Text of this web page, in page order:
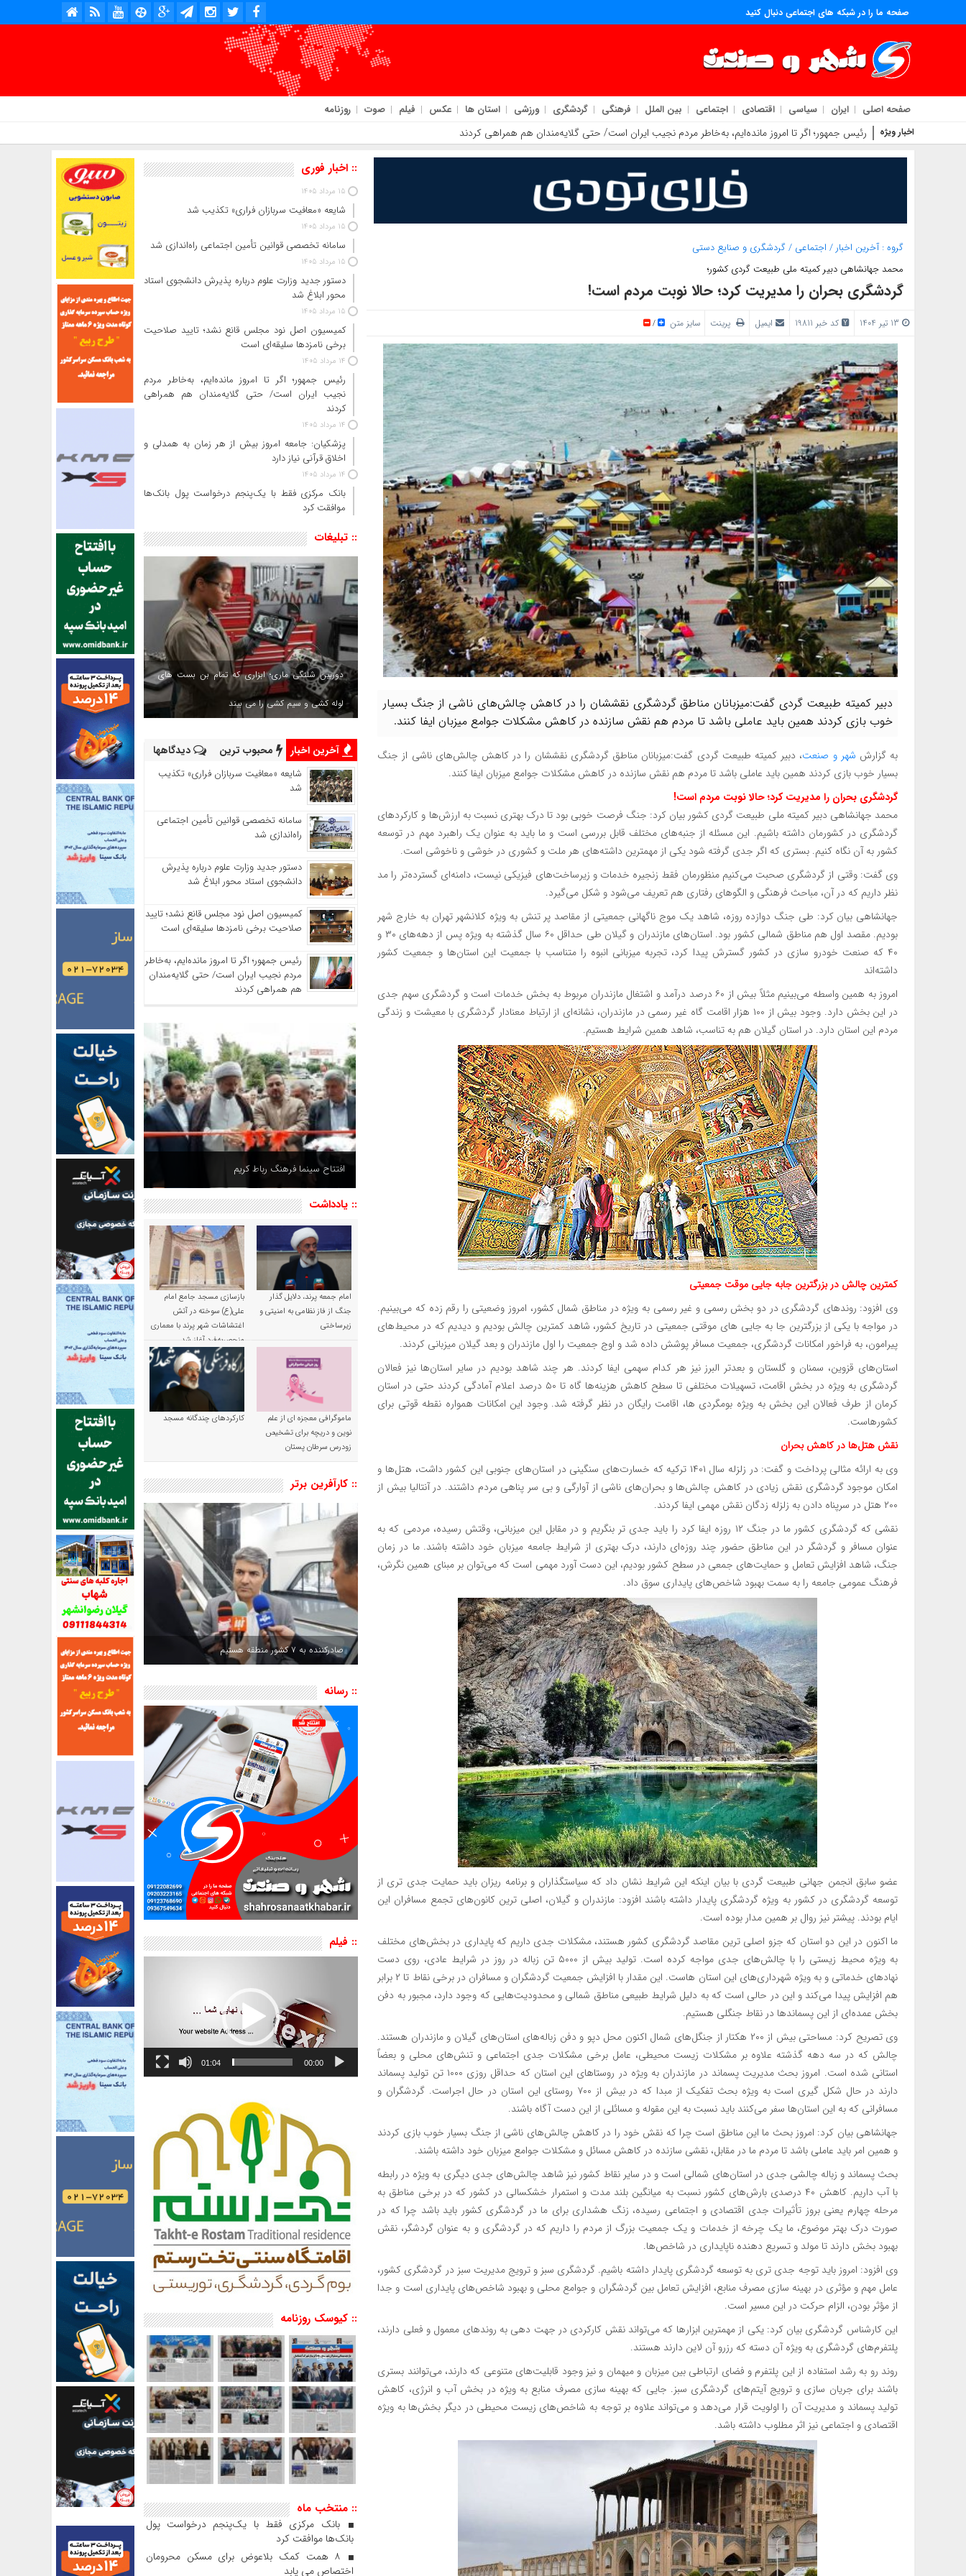
صفحه ما را در شبکه های اجتماعی دنبال کنید
صفحه اصلی ایران سیاسی اقتصادی اجتماعی بین الملل فرهنگی گردشگری ورزشی استان ها عکس فیلم صوت روزنامه
اخبار ویژه پزشکیان: جامعه امروز بیش از هر زمان به همدلی و اخلاق
گروه :آخرین اخبار / اجتماعی /گردشگری و صنایع دستی
محمد جهانشاهی دبیر کمیته ملی طبیعت گردی کشور؛
گردشگری بحران را مدیریت کرد؛ حالا نوبت مردم است!
کد خبر 19811 ایمیل پرینت سایز متن /
دبیر کمیته طبیعت گردی گفت:میزبانان مناطق گردشگری نقششان را در کاهش چالش‌های ناشی از جنگ بسیار
خوب بازی کردند همین باید عاملی باشد تا مردم هم نقش سازنده در کاهش مشکلات جوامع میزبان ایفا کنند.
به گزارش شهر و صنعت، دبیر کمیته طبیعت گردی گفت:میزبانان مناطق گردشگری نقششان را در کاهش چالش‌های ناشی از جنگ
بسیار خوب بازی کردند همین باید عاملی باشد تا مردم هم نقش سازنده در کاهش مشکلات جوامع میزبان ایفا کنند.
گردشگری بحران را مدیریت کرد؛ حالا نوبت مردم است!
محمد جهانشاهی دبیر کمیته ملی طبیعت گردی کشور بیان کرد: جنگ فرصت خوبی بود تا درک بهتری نسبت به ارزش‌ها و کارکردهای
گردشگری در کشورمان داشته باشیم. این مسئله از جنبه‌های مختلف قابل بررسی است و ما باید به عنوان یک راهبرد مهم در توسعه
کشور به آن نگاه کنیم. بستری که اگر جدی گرفته شود یکی از مهمترین داشته‌های هر ملت و کشوری در خوشی و ناخوشی است.
وی گفت: وقتی از گردشگری صحبت می‌کنیم منظورمان فقط زنجیره خدمات و زیرساخت‌های فیزیکی نیست، دامنه‌ای گسترده‌تر را مد
نظر داریم که در آن، مباحث فرهنگی و الگوهای رفتاری هم تعریف می‌شود و شکل می‌گیرد.
جهانشاهی بیان کرد: طی جنگ دوازده روزه، شاهد یک موج ناگهانی جمعیتی از مقاصد پر تنش به ویژه کلانشهر تهران به خارج شهر
بودیم. مقصد اول هم مناطق شمالی کشور بود. استان‌های مازندران و گیلان طی حداقل ۶۰ سال گذشته به ویژه پس از دهه‌های ۳۰ و
۴۰ که صنعت خودرو سازی در کشور گسترش پیدا کرد، تجربه میزبانی انبوه را متناسب با جمعیت این استان‌ها و جمعیت کشور
داشته‌اند
امروز به همین واسطه می‌بینیم مثلاً بیش از ۶۰ درصد درآمد و اشتغال مازندران مربوط به بخش خدمات است و گردشگری سهم جدی
در این بخش دارد. وجود بیش از ۱۰۰ هزار اقامت گاه غیر رسمی در مازندران، نشانه‌ای از ارتباط معنادار گردشگری با معیشت و زندگی
مردم این استان دارد. در استان گیلان هم به تناسب، شاهد همین شرایط هستیم.
کمترین چالش در بزرگترین جابه جایی موقت جمعیتی
وی افزود: روندهای گردشگری در دو بخش رسمی و غیر رسمی به ویژه در مناطق شمال کشور، امروز وضعیتی را رقم زده که می‌بینیم.
در مواجه با یکی از بزرگترین جا به جایی های موقتی جمعیتی در تاریخ کشور، شاهد کمترین چالش بودیم و دیدیم که در محیط‌های
پیرامون، به فراخور امکانات گردشگری، جمعیت مسافر پوشش داده شد و اوج جمعیت را اول مازندران و بعد گیلان میزبانی کردند.
استان‌های قزوین، سمنان و گلستان و بعدتر البرز نیز هر کدام سهمی ایفا کردند. هر چند شاهد بودیم در سایر استان‌ها نیز فعالان
گردشگری به ویژه در بخش اقامت، تسهیلات مختلفی تا سطح کاهش هزینه‌ها گاه تا ۵۰ درصد اعلام آمادگی کردند حتی در استان
کرمان از طرف فعالان این بخش به ویژه بومگردی ها، اقامت رایگان در نظر گرفته شد. وجود این امکانات همواره نقطه قوتی برای
کشورهاست.
نقش هتل‌ها در کاهش بحران
وی به ارائه مثالی پرداخت و گفت: در زلزله سال ۱۴۰۱ ترکیه که خسارت‌های سنگینی در استان‌های جنوبی این کشور داشت، هتل‌ها و
امکان موجود گردشگری نقش زیادی در کاهش چالش‌ها و بحران‌های ناشی از آوارگی و بی سر پناهی مردم داشتند. در آنتالیا بیش از
۲۰۰ هتل در سرپناه دادن به زلزله زدگان نقش مهمی ایفا کردند.
نقشی که گردشگری کشور ما در جنگ ۱۲ روزه ایفا کرد را باید جدی تر بنگریم و در مقابل این میزبانی، وقتش رسیده، مردمی که به
عنوان مسافر و گردشگر در این مناطق حضور چند روزه‌ای دارند، درک بهتری از شرایط جامعه میزبان خود داشته باشند. ما در زمان
جنگ، شاهد افزایش تعامل و حمایت‌های جمعی در سطح کشور بودیم، این دست آورد مهمی است که می‌توان بر مبنای همین نگرش،
فرهنگ عمومی جامعه را به سمت بهبود شاخص‌های پایداری سوق داد.
عضو سابق انجمن جهانی طبیعت گردی با بیان اینکه این شرایط نشان داد که سیاستگذاران و برنامه ریزان باید حمایت جدی تری از
توسعه گردشگری در کشور به ویژه گردشگری پایدار داشته باشند افزود: مازندران و گیلان، اصلی ترین کانون‌های تجمع مسافران این
ایام بودند. پیشتر نیز روال بر همین مدار بوده است.
ما اکنون در این دو استان که جزو اصلی ترین مقاصد گردشگری کشور هستند، مشکلات جدی داریم که پایداری در بخش‌های مختلف
به ویژه محیط زیستی را با چالش‌های جدی مواجه کرده است. تولید بیش از
تن زباله در روز در شرایط عادی، روی دست
نهادهای خدماتی و به ویژه شهرداری‌های این استان هاست. این مقدار با افزایش جمعیت گردشگران و مسافران در برخی نقاط تا ۲ برابر
هم افزایش پیدا می‌کند و این در حالی است که به دلیل شرایط طبیعی مناطق شمالی و محدودیت‌هایی که وجود دارد، مجبور به دفن
بخش عمده‌ای از این پسماندها در نقاط جنگلی هستیم.
وی تصریح کرد: مساحتی بیش از ۲۰۰ هکتار از جنگل‌های شمال اکنون محل دپو و دفن زباله‌های استان‌های گیلان و مازندران هستند.
چالش که در سه دهه گذشته علاوه بر مشکلات زیست محیطی، عامل برخی مشکلات جدی اجتماعی و تنش‌های محلی و بعضاً
استانی شده است. امروز بحث مدیریت پسماند در مازندران به ویژه در روستاهای این استان که حداقل روزی
تن تولید پسماند
دارند در حال شکل گیری است به ویژه بحث تفکیک از مبدا که در بیش از ۷۰۰ روستای این استان در حال اجراست. گردشگران و
مسافرانی که به این استان‌ها سفر می‌کنند باید نسبت به این مقوله و مسائلی از این دست آگاه باشند.
جهانشاهی بیان کرد: امروز بحث ما این مناطق است چرا که نقش خود را در کاهش چالش‌های ناشی از جنگ بسیار خوب بازی کردند
و همین امر باید عاملی باشد تا مردم ما در مقابل، نقشی سازنده در کاهش مسائل و مشکلات جوامع میزبان خود داشته باشند.
بحث پسماند و زباله چالشی جدی در استان‌های شمالی است و در سایر نقاط کشور نیز شاهد چالش‌های جدی دیگری به ویژه در رابطه
با آب داریم. کاهش ۴۰ درصدی بارش‌های کشور نسبت به میانگین بلند مدت و استمرار خشکسالی در کشور که در برخی مناطق به
مرحله چهارم یعنی بروز تأثیرات جدی اقتصادی و اجتماعی رسیده، زنگ هشداری برای ما در گردشگری کشور باید باشد چرا که در
صورت درک بهتر موضوع، ما یک چرخه از خدمات و یک جمعیت بزرگ از مردم را داریم که در گردشگری و به عنوان گردشگر، نقش
بهبود بخش دارند تا مولد و تسریع دهنده ناپایداری در شاخص‌ها.
وی افزود: امروز باید توجه جدی تری به توسعه گردشگری پایدار داشته باشیم. گردشگری سبز و ترویج مدیریت سبز در گردشگری کشور،
عامل مهم و مؤثری در بهینه سازی مصرف منابع، افزایش تعامل بین گردشگران و جوامع محلی و بهبود شاخص‌های پایداری است و جدا
از مؤثر بودن، الزام حرکت در این مسیر است.
این کارشناس گردشگری بیان کرد: یکی از مهمترین ابزارها که می‌تواند نقش کارکردی در جهت دهی به روندهای معمول و فعلی دارند،
پلتفرم‌های گردشگری به ویژه آن دسته که رزرو آن لاین دارند هستند.
روند رو به رشد استفاده از این پلتفرم و فضای ارتباطی بین میزبان و میهمان و نیز وجود قابلیت‌های متنوعی که دارند، می‌توانند بستری
باشند برای جریان سازی و ترویج آیتم‌های گردشگری سبز. جایی که بهینه سازی مصرف منابع به ویژه در بخش آب و انرژی، کاهش
تولید پسماند و مدیریت آن را اولویت قرار می‌دهد و می‌تواند علاوه بر توجه به شاخص‌های زیست محیطی در دیگر بخش‌ها به ویژه
اقتصادی و اجتماعی نیز اثر مطلوب داشته باشد.
:: اخبار فوری
15 مرداد 1405
شایعه «معافیت سربازان فراری» تکذیب شد
15 مرداد 1405
سامانه تخصصی قوانین تأمین اجتماعی راه‌اندازی شد
15 مرداد 1405
دستور جدید وزارت علوم درباره پذیرش دانشجوی استاد
محور ابلاغ شد
15 مرداد 1405
کمیسیون اصل نود مجلس قانع نشد؛ تایید صلاحیت
برخی نامزدها سلیقه‌ای است
14 مرداد 1405
رئیس‌ جمهور؛ اگر تا امروز مانده‌ایم، به‌خاطر مردم
نجیب ایران است/ حتی گلایه‌مندان هم همراهی
کردند
14 مرداد 1405
پزشکیان: جامعه امروز بیش از هر زمان به همدلی و
اخلاق قرآنی نیاز دارد
14 مرداد 1405
بانک مرکزی فقط با یک‌‎پنجم درخواست پول بانک‌ها
موافقت کرد
:: تبلیغات
دوربین شلنگی ماری؛ ابزاری که تمام بن بست های
لوله کشی و سیم کشی را می بیند
آخرین اخبار محبوب ترین دیدگاهها
شایعه «معافیت سربازان فراری» تکذیب
شد
سامانه تخصصی قوانین تأمین اجتماعی
راه‌اندازی شد
دستور جدید وزارت علوم درباره پذیرش
دانشجوی استاد محور ابلاغ شد
کمیسیون اصل نود مجلس قانع نشد؛ تایید
صلاحیت برخی نامزدها سلیقه‌ای است
رئیس‌ جمهور؛ اگر تا امروز مانده‌ایم، به‌خاطر
مردم نجیب ایران است/ حتی گلایه‌مندان
هم همراهی کردند
افتتاح سینما فرهنگ رباط کریم
:: یادداشت
امام جمعه پرند، دلایل گذار
جنگ از فاز نظامی به امنیتی و
زیرساختی
بازسازی مسجد جامع امام
علی(ع) سوخته در آتش
اغتشاشات شهر پرند با معماری
منحصربه‌فرد آغاز شد
ماموگرافی معجزه ای از علم
نوین و دریچه برای تشخیص
زودرس سرطان پستان
کارکردهای چندگانه مسجد
:: کارآفرین برتر
صادرکننده به ۷ کشور منطقه هستیم
:: رسانه
:: فیلم
نمایشگر
00:00
01:04
:: کیوسک روزنامه
:: منتخب ماه
بانک مرکزی فقط با یک‌‎پنجم درخواست پول
بانک‌ها موافقت کرد
۸ همت کمک بلاعوض برای مسکن محرومان
اختصاص می یابد